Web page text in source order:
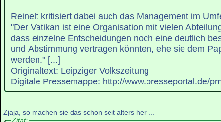
Reinelt kritisiert dabei auch das Management im
"Der Vatikan ist eine Organisation mit vielen
dass einzelne Entscheidungen noch eine deutlich
und Abstimmung vertragen könnten, ehe sie dem
werden." [...]
Originaltext: Leipziger Volkszeitung
Digitale Pressemappe: http://www.presseportal.de/
Zjaja, so machen sie das schon seit alters her ...
Zitat: